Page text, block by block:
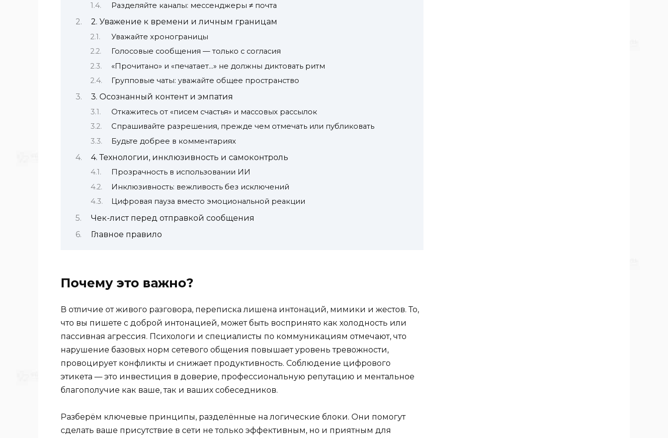
Разделяйте каналы: мессенджеры ≠ почта
2. Уважение к времени и личным границам
Уважайте хронограницы
Голосовые сообщения — только с согласия
«Прочитано» и «печатает…» не должны диктовать ритм
Групповые чаты: уважайте общее пространство
3. Осознанный контент и эмпатия
Откажитесь от «писем счастья» и массовых рассылок
Спрашивайте разрешения, прежде чем отмечать или публиковать
Будьте добрее в комментариях
4. Технологии, инклюзивность и самоконтроль
Прозрачность в использовании ИИ
Инклюзивность: вежливость без исключений
Цифровая пауза вместо эмоциональной реакции
Чек-лист перед отправкой сообщения
Главное правило
Почему это важно?
В отличие от живого разговора, переписка лишена интонаций, мимики и жестов. То,
что вы пишете с доброй интонацией, может быть воспринято как холодность или
пассивная агрессия. Психологи и специалисты по коммуникациям отмечают, что
нарушение базовых норм сетевого общения повышает уровень тревожности,
провоцирует конфликты и снижает продуктивность. Соблюдение цифрового
этикета — это инвестиция в доверие, профессиональную репутацию и ментальное
благополучие как ваше, так и ваших собеседников.
Разберём ключевые принципы, разделённые на логические блоки. Они помогут
сделать ваше присутствие в сети не только эффективным, но и приятным для